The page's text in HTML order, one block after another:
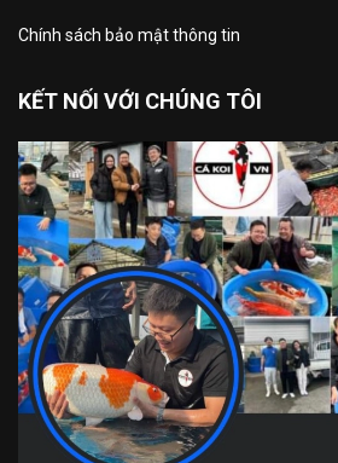
Chính sách bảo mật thông tin
KẾT NỐI VỚI CHÚNG TÔI